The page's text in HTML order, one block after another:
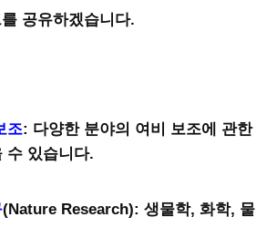
공유하겠습니다.
조: 다양한 분야의 여비 보조에 관한
수 있습니다.
(Nature Research): 생물학, 화학, 물